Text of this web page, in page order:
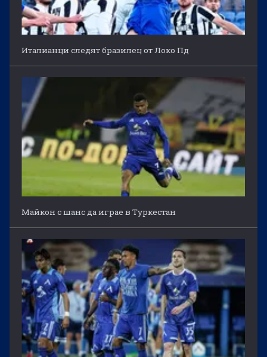
Италианци следят бразилец от Локо Пд
Майкон с шанс да играе в Туркестан